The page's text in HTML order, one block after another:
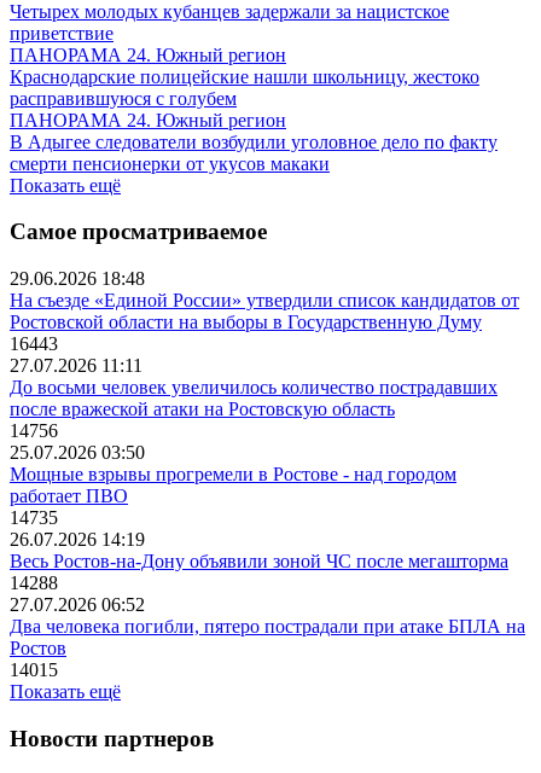
Четырех молодых кубанцев задержали за нацистское
приветствие
ПАНОРАМА 24. Южный регион
Краснодарские полицейские нашли школьницу, жестоко
расправившуюся с голубем
ПАНОРАМА 24. Южный регион
В Адыгее следователи возбудили уголовное дело по факту
смерти пенсионерки от укусов макаки
Показать ещё
Самое просматриваемое
29.06.2026 18:48
На съезде «Единой России» утвердили список кандидатов от
Ростовской области на выборы в Государственную Думу
16443
27.07.2026 11:11
До восьми человек увеличилось количество пострадавших
после вражеской атаки на Ростовскую область
14756
25.07.2026 03:50
Мощные взрывы прогремели в Ростове - над городом
работает ПВО
14735
26.07.2026 14:19
Весь Ростов-на-Дону объявили зоной ЧС после мегашторма
14288
27.07.2026 06:52
Два человека погибли, пятеро пострадали при атаке БПЛА на
Ростов
14015
Показать ещё
Новости партнеров